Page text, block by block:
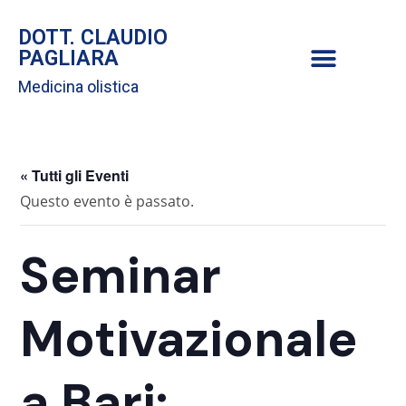
DOTT. CLAUDIO
PAGLIARA
Medicina olistica
« Tutti gli Eventi
Questo evento è passato.
Seminar
Motivazionale